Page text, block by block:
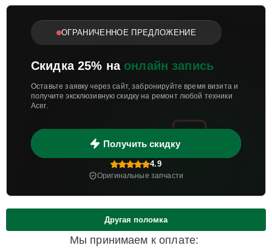
ОГРАНИЧЕННОЕ ПРЕДЛОЖЕНИЕ
Скидка 25% на онлайн запись
Оставьте заявку через сайт, забронируйте время визита и
получите эксклюзивную скидку на ремонт любой техники
Acer.
Получить скидку
4.9
Оригинальные запчасти
Мы принимаем к оплате:
Другая поломка